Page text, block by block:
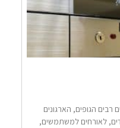
רבים הגופים, הארגונים
לאורחים למשתמשים,